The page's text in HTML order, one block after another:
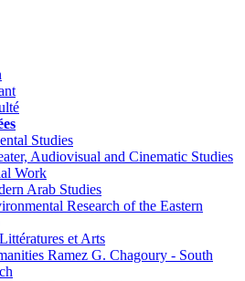
Studies
Audiovisual and Cinematic Studies
Work
Arab Studies
Research of the Eastern
et Arts
Ramez G. Chagoury - South